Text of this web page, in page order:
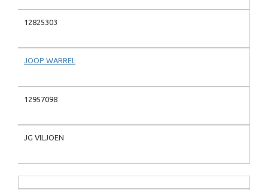
12825303
JOOP WARREL
12957098
JG VILJOEN